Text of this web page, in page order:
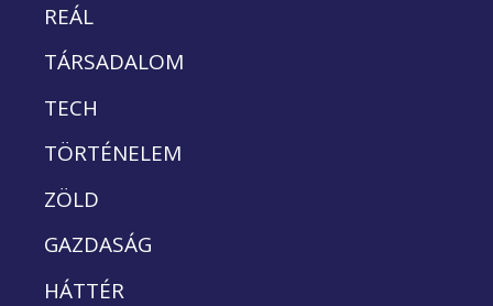
REÁL
TÁRSADALOM
TECH
TÖRTÉNELEM
ZÖLD
GAZDASÁG
HÁTTÉR